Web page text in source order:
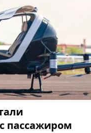
пассажиром